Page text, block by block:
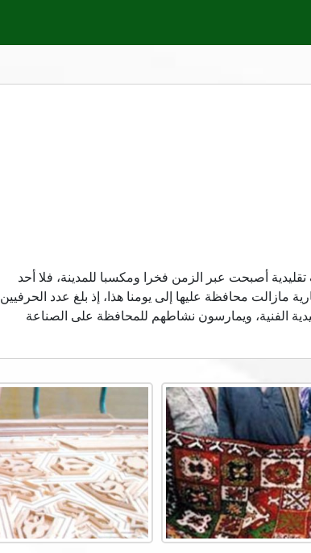
أصبحت عبر الزمن فخرا ومكسبا للمدينة، فلا أحد
مازالت محافظة عليها إلى يومنا هذا، إذ بلغ عدد الحرفيين
التقليدية الفنية، ويمارسون نشاطهم للمحافظة على الصناعة